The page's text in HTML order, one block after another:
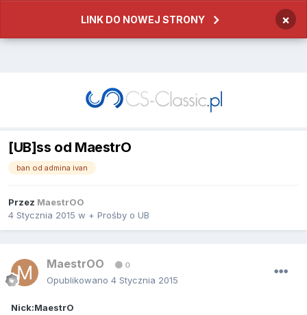
LINK DO NOWEJ STRONY ×
[UB]ss od MaestrO
ban od admina ivan
Przez MaestrOO
4 Stycznia 2015 w + Prośby o UB
MaestrOO 0
Opublikowano 4 Stycznia 2015
Nick:MaestrO